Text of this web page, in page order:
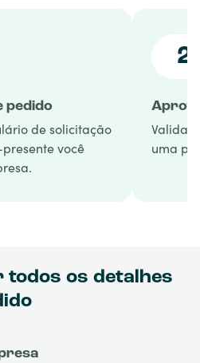
pedido
de solicitação
você
2
uma
todos os detalhes